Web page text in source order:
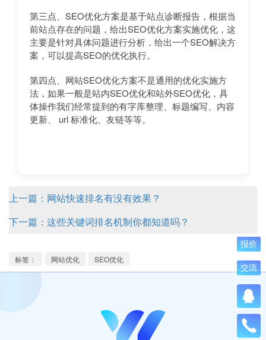
第三点、SEO优化方案是基于站点诊断报告，根据当
前站点存在的问题，给出SEO优化方案实施优化，这
主要是针对具体问题进行分析，给出一个SEO解决方
案，可以提高SEO的优化执行。
第四点、网站SEO优化方案不是通用的优化实施方
法，如果一般是站内SEO优化和站外SEO优化，具
体操作我们经常提到的有字库整理、标题编写、内容
更新、 url 标准化、友链等等。
上一篇：网站快速排名有没有效果？
下一篇：这些关键词排名机制你都知道吗？
标签： 网站优化 SEO优化
报价
交流